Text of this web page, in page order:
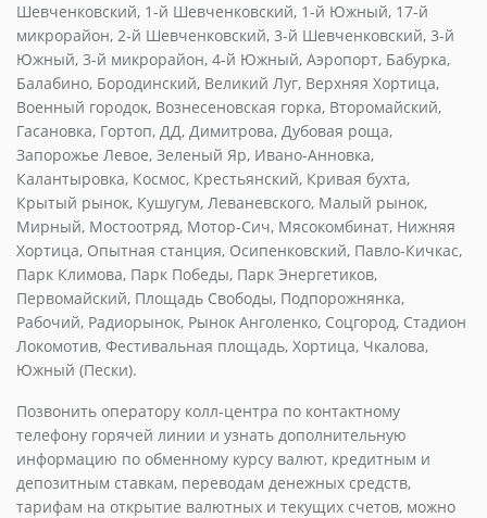
Шевченковский, 1-й Шевченковский, 1-й Южный, 17-й
микрорайон, 2-й Шевченковский, 3-й Шевченковский, 3-й
Южный, 3-й микрорайон, 4-й Южный, Аэропорт, Бабурка,
Балабино, Бородинский, Великий Луг, Верхняя Хортица,
Военный городок, Вознесеновская горка, Второмайский,
Гасановка, Гортоп, ДД, Димитрова, Дубовая роща,
Запорожье Левое, Зеленый Яр, Ивано-Анновка,
Калантыровка, Космос, Крестьянский, Кривая бухта,
Крытый рынок, Кушугум, Леваневского, Малый рынок,
Мирный, Мостоотряд, Мотор-Сич, Мясокомбинат, Нижняя
Хортица, Опытная станция, Осипенковский, Павло-Кичкас,
Парк Климова, Парк Победы, Парк Энергетиков,
Первомайский, Площадь Свободы, Подпорожнянка,
Рабочий, Радиорынок, Рынок Анголенко, Соцгород, Стадион
Локомотив, Фестивальная площадь, Хортица, Чкалова,
Южный (Пески).
Позвонить оператору колл-центра по контактному
телефону горячей линии и узнать дополнительную
информацию по обменному курсу валют, кредитным и
депозитным ставкам, переводам денежных средств,
тарифам на открытие валютных и текущих счетов, можно